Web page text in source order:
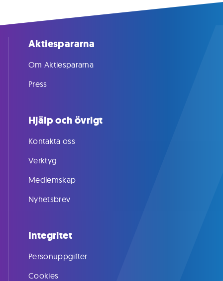
Aktiespararna
Om Aktiespararna
Press
Hjälp och övrigt
Kontakta oss
Verktyg
Medlemskap
Nyhetsbrev
Integritet
Personuppgifter
Cookies